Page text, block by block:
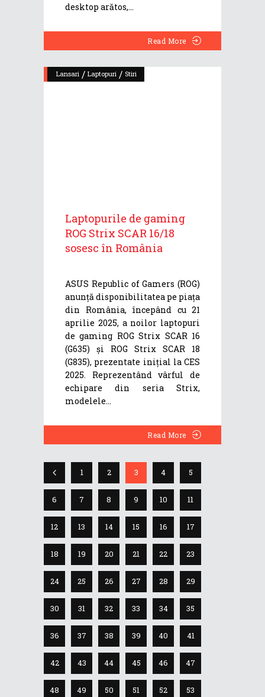
desktop arătos,
Read More
Lansari / Laptopuri / Stiri
Laptopurile de gaming
ROG Strix SCAR 16/18
sosesc în România
ASUS Republic of Gamers (ROG)
anunță disponibilitatea pe piața
din România, începând cu 21
aprilie 2025, a noilor laptopuri
de gaming ROG Strix SCAR 16
(G635) și ROG Strix SCAR 18
(G835), prezentate inițial la CES
2025. Reprezentând vârful de
echipare din seria Strix,
modelele
Read More
1 2 3 4 5
6 7 8 9 10 11
12 13 14 15 16 17
18 19 20 21 22 23
24 25 26 27 28 29
30 31 32 33 34 35
36 37 38 39 40 41
42 43 44 45 46 47
48 49 50 51 52 53